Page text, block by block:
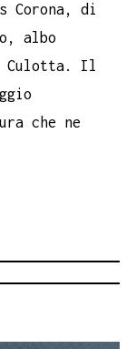
Corona, di
albo
Culotta. Il
che ne